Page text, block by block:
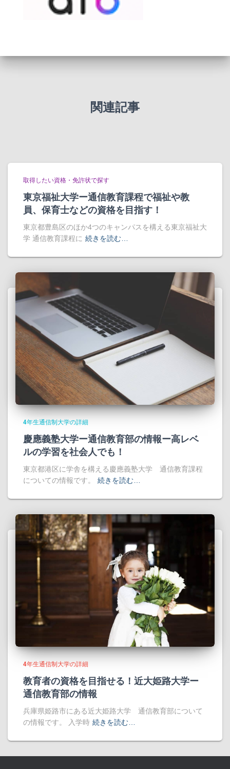
関連記事
取得したい資格・免許状で探す
東京福祉大学ー通信教育課程で福祉や教
員、保育士などの資格を目指す！
東京都豊島区のほか4つのキャンパスを構える東京福祉大
学 通信教育課程に 続きを読む…
4年生通信制大学の詳細
慶應義塾大学ー通信教育部の情報ー高レベ
ルの学習を社会人でも！
東京都港区に学舎を構える慶應義塾大学 通信教育課程
についての情報です。
続きを読む…
4年生通信制大学の詳細
教育者の資格を目指せる！近大姫路大学ー
通信教育部の情報
兵庫県姫路市にある近大姫路大学 通信教育部について
の情報です。 入学時 続きを読む…